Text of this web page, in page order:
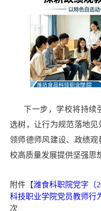
下一步，学校将持续
选树，让行为规范落地见
领师德师风建设、政绩
校高质量发展提供坚强思
附件【潍食科职院党字〔
科技职业学院党员教师行
次